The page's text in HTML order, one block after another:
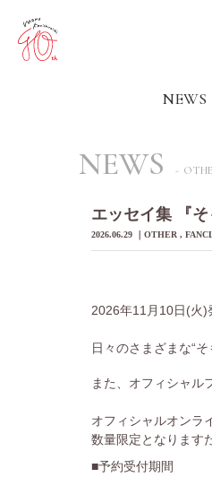
NEWS
NEWS
エッセイ集 『
2026.06.29 OTHER
2026年11月10日(火)
日々のさまざまな“
また、オフィシャル
オフィシャルオンラ
数量限定となります
■予約受付期間